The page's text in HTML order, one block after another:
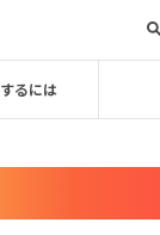
るには